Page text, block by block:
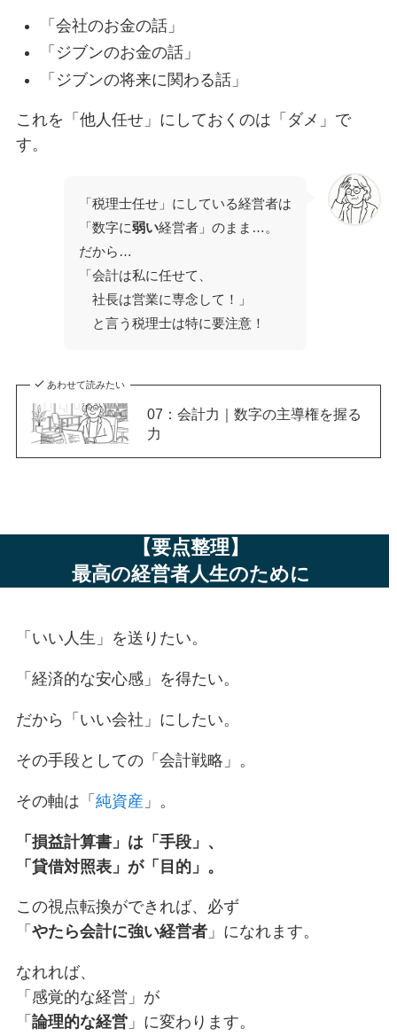
「会社のお金の話」
「ジブンのお金の話」
「ジブンの将来に関わる話」
これを「他人任せ」にしておくのは「ダメ」で
す。
「税理士任せ」にしている経営者は
「数字に弱い経営者」のまま…。
だから…
「会計は私に任せて、
社長は営業に専念して！」
と言う税理士は特に要注意！
あわせて読みたい
07：会計力｜数字の主導権を握る
力
【要点整理】
最高の経営者人生のために
「いい人生」を送りたい。
「経済的な安心感」を得たい。
だから「いい会社」にしたい。
その手段としての「会計戦略」。
その軸は「 純資産 」。
「損益計算書」は「手段」、
「貸借対照表」が「目的」。
この視点転換ができれば、必ず
「 やたら会計に強い経営者」になれます。
なれれば、
「感覚的な経営」が
「 論理的な経営」に変わります。